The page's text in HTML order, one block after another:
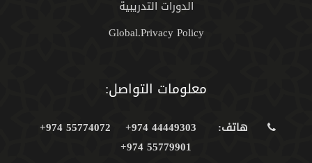
الدورات التدريبية
Global.Privacy Policy
معلومات التواصل:
هاتف: 44449303 974+
55774072 974+
55779901 974+